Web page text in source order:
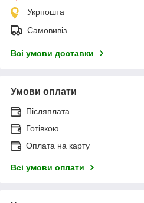
Укрпошта
Самовивіз
Всі умови доставки
Умови оплати
Післяплата
Готівкою
Оплата на карту
Всі умови оплати